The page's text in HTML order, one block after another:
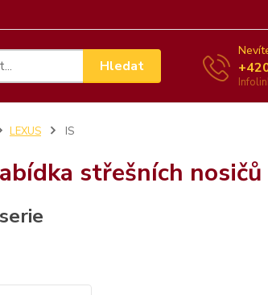
Hledat
LEXUS IS
střešních